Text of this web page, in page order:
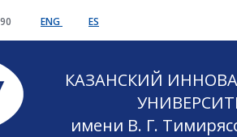
ENG ES
КАЗАНСКИЙ
имени В. Г.